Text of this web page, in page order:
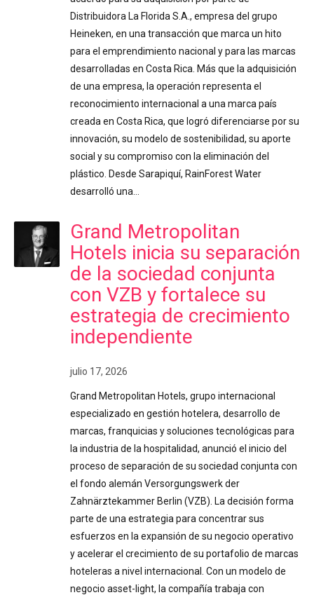
Distribuidora La Florida S.A., empresa del grupo
Heineken, en una transacción que marca un hito
para el emprendimiento nacional y para las marcas
desarrolladas en Costa Rica. Más que la adquisición
de una empresa, la operación representa el
reconocimiento internacional a una marca país
creada en Costa Rica, que logró diferenciarse por su
innovación, su modelo de sostenibilidad, su aporte
social y su compromiso con la eliminación del
plástico. Desde Sarapiquí, RainForest Water
desarrolló una…
Grand Metropolitan
Hotels inicia su separación
de la sociedad conjunta
con VZB y fortalece su
estrategia de crecimiento
independiente
julio 17, 2026
Grand Metropolitan Hotels, grupo internacional
especializado en gestión hotelera, desarrollo de
marcas, franquicias y soluciones tecnológicas para
la industria de la hospitalidad, anunció el inicio del
proceso de separación de su sociedad conjunta con
el fondo alemán Versorgungswerk der
Zahnärztekammer Berlin (VZB). La decisión forma
parte de una estrategia para concentrar sus
esfuerzos en la expansión de su negocio operativo
y acelerar el crecimiento de su portafolio de marcas
hoteleras a nivel internacional. Con un modelo de
negocio asset-light, la compañía trabaja con